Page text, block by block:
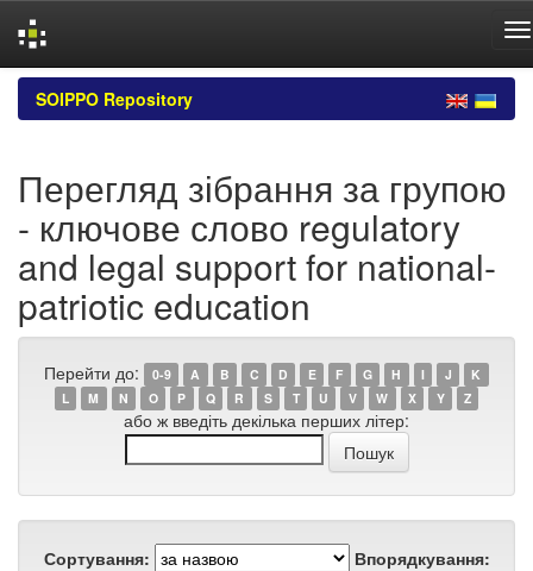
Skip
navigation
SOIPPO Repository
Перегляд зібрання за групою
- ключове слово regulatory
and legal support for national-
patriotic education
Перейти до: 0-9 A B C D E F G H I J
K
L
M N O P Q R S T U V W X Y Z
або ж введіть декілька перших літер:
Сортування:
Впорядкування: